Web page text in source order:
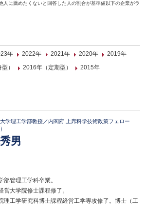
に薦めたくないと回答した人の割合が基準値以下の企業がラ
年 2022年 2021年 2020年
2019年
） 2016年（定期型）
2015年
学理工学部教授／内閣府 上席科学技術政策フェロー
男
管理工学科卒業。
大学院修士課程修了。
理工学研究科博士課程経営工学専攻修了。博士（工